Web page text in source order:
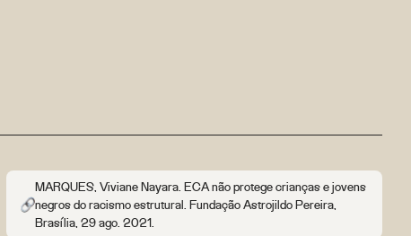
MARQUES, Viviane Nayara. ECA não protege crianças e jovens
negros do racismo estrutural. Fundação Astrojildo Pereira,
Brasília, 29 ago. 2021.